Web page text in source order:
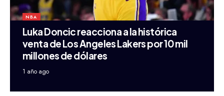
NBA
Luka Doncic reacciona a la histórica
venta de Los Angeles Lakers por 10 mil
millones de dólares
1 año ago